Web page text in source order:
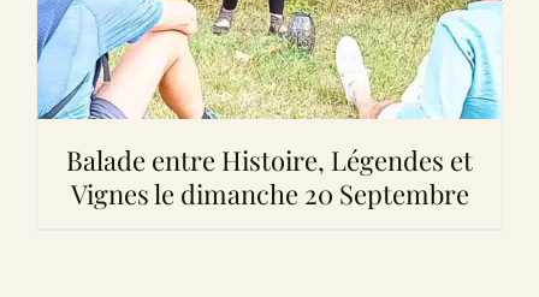
Balade entre Histoire, Légendes et
Vignes le dimanche 20 Septembre